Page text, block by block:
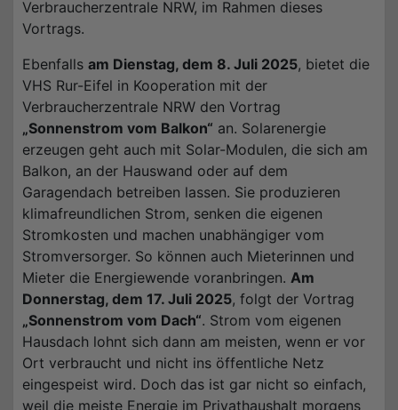
Verbraucherzentrale NRW, im Rahmen dieses
Vortrags.
Ebenfalls am Dienstag, dem 8. Juli 2025, bietet die
VHS Rur-Eifel in Kooperation mit der
Verbraucherzentrale NRW den Vortrag
„Sonnenstrom vom Balkon“ an. Solarenergie
erzeugen geht auch mit Solar-Modulen, die sich am
Balkon, an der Hauswand oder auf dem
Garagendach betreiben lassen. Sie produzieren
klimafreundlichen Strom, senken die eigenen
Stromkosten und machen unabhängiger vom
Stromversorger. So können auch Mieterinnen und
Mieter die Energiewende voranbringen. Am
Donnerstag, dem 17. Juli 2025, folgt der Vortrag
„Sonnenstrom vom Dach“. Strom vom eigenen
Hausdach lohnt sich dann am meisten, wenn er vor
Ort verbraucht und nicht ins öffentliche Netz
eingespeist wird. Doch das ist gar nicht so einfach,
weil die meiste Energie im Privathaushalt morgens